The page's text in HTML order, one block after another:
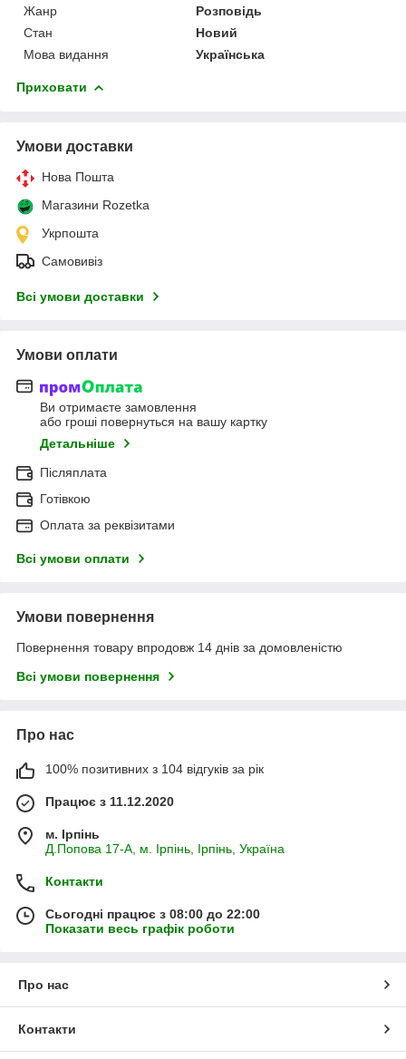
Жанр
Розповідь
Стан
Новий
Мова видання
Українська
Приховати
Умови доставки
Нова Пошта
Магазини Rozetka
Укрпошта
Самовивіз
Всі умови доставки
Умови оплати
Ви отримаєте замовлення
або гроші повернуться на вашу картку
Детальніше
Післяплата
Готівкою
Оплата за реквізитами
Всі умови оплати
Умови повернення
Повернення товару впродовж 14 днів за домовленістю
Всі умови повернення
Про нас
100% позитивних з 104 відгуків за рік
Працює з 11.12.2020
м. Ірпінь
Д.Попова 17-А, м. Ірпінь, Ірпінь, Україна
Контакти
Сьогодні працює з 08:00 до 22:00
Показати весь графік роботи
Про нас
Контакти